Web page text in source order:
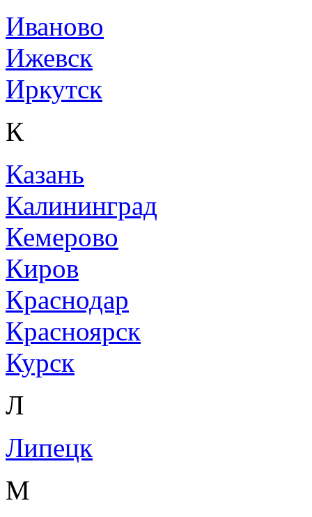
Иваново
Ижевск
Иркутск
К
Казань
Калининград
Кемерово
Киров
Краснодар
Красноярск
Курск
Л
Липецк
М